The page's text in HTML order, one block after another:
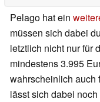
Pelago hat ein
müssen sich dabei
letztlich nicht nur für
mindestens 3.995
wahrscheinlich auch
lässt sich dabei